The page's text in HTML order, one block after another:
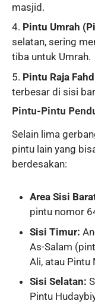
masjid.
Pintu Umrah
selatan, sering
tiba untuk Umrah.
Pintu Raja
terbesar di sisi
Pintu-Pintu
Selain lima
pintu lain yang
berdesakan:
Area Sisi
pintu nomor
Sisi Timur:
As-Salam
Ali, atau Pintu
Sisi Selatan:
Pintu